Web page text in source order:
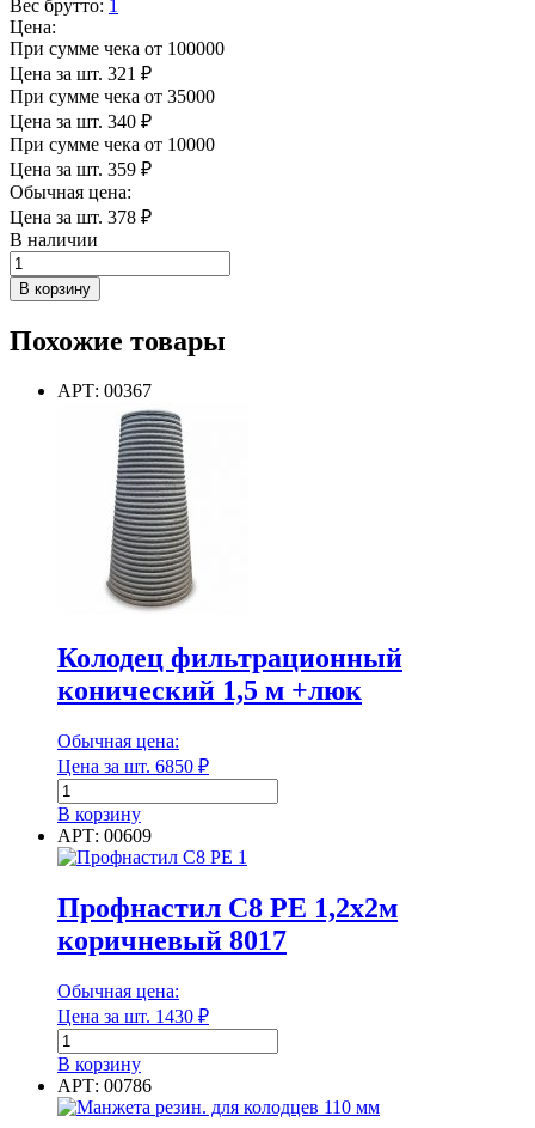
Вес брутто: 1
Цена:
При сумме чека от 100000
Цена за шт. 321 ₽
При сумме чека от 35000
Цена за шт. 340 ₽
При сумме чека от 10000
Цена за шт. 359 ₽
Обычная цена:
Цена за шт. 378 ₽
В наличии
Количество
товара
Отвод
ДГТ
В корзину
Похожие товары
АРТ: 00367
Колодец фильтрационный
конический 1,5 м +люк
Обычная цена:
Цена за шт. 6850 ₽
Количество
товара
Колодец
фильтрационный
конический
1,5
м
+люк
В корзину
АРТ: 00609
Профнастил С8 РЕ 1,2х2м
коричневый 8017
Обычная цена:
Цена за шт. 1430 ₽
Количество
товара
Профнастил
С8
В корзину
АРТ: 00786